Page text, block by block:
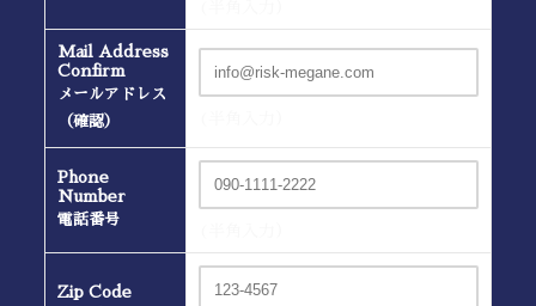
Mail Address
Confirm
メールアドレス
（確認）
Phone
Number
電話番号
Zip Code